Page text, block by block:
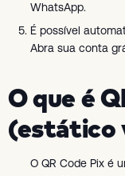
WhatsApp.
É possível
Abra sua conta
O que é
(estático
O QR Code Pix é